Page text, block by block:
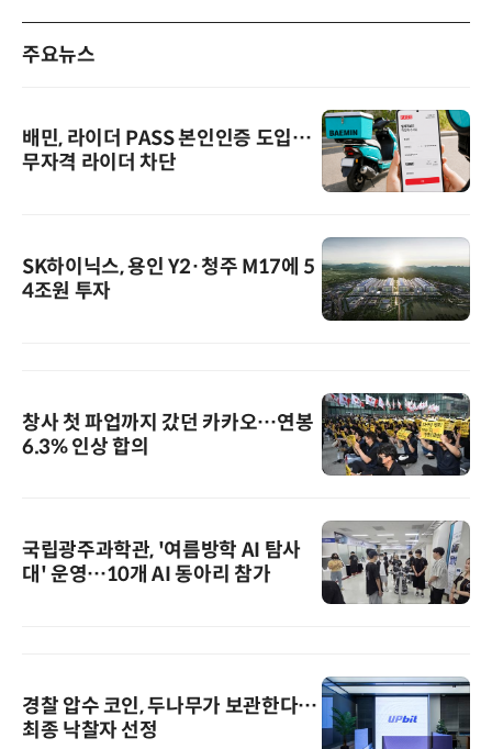
주요뉴스
배민, 라이더 PASS 본인인증 도입…
무자격 라이더 차단
SK하이닉스, 용인 Y2·청주 M17에 5
4조원 투자
창사 첫 파업까지 갔던 카카오…연봉
6.3% 인상 합의
국립광주과학관, '여름방학 AI 탐사
대' 운영…10개 AI 동아리 참가
경찰 압수 코인, 두나무가 보관한다…
최종 낙찰자 선정